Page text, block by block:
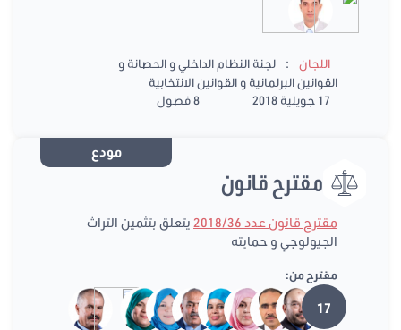
اللجان :
لجنة النظام الداخلي و الحصانة و
القوانين البرلمانية و القوانين الانتخابية
17 جويلية 2018
8 فصول
مودع
مقترح قانون
مقترح قانون عدد 2018/36
يتعلق بتثمين التراث
الجيولوجي و حمايته
مقترح من:
17